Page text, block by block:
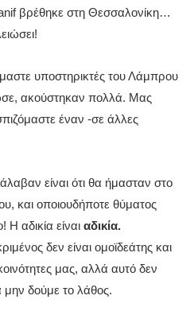
βρέθηκε στη Θεσσαλονίκη…
υποστηρικτές του Λάμπρου
ακούστηκαν πολλά. Μας
έναν -σε άλλες
είναι ότι θα ήμασταν στο
και οποιουδήποτε θύματος
Η αδικία είναι αδικία.
δεν είναι ομοϊδεάτης και
μας, αλλά αυτό δεν
μην δούμε το λάθος.